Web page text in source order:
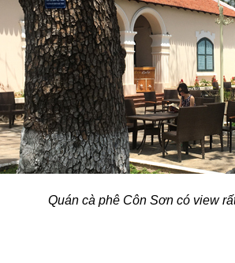
Quán cà phê Côn Sơn có view